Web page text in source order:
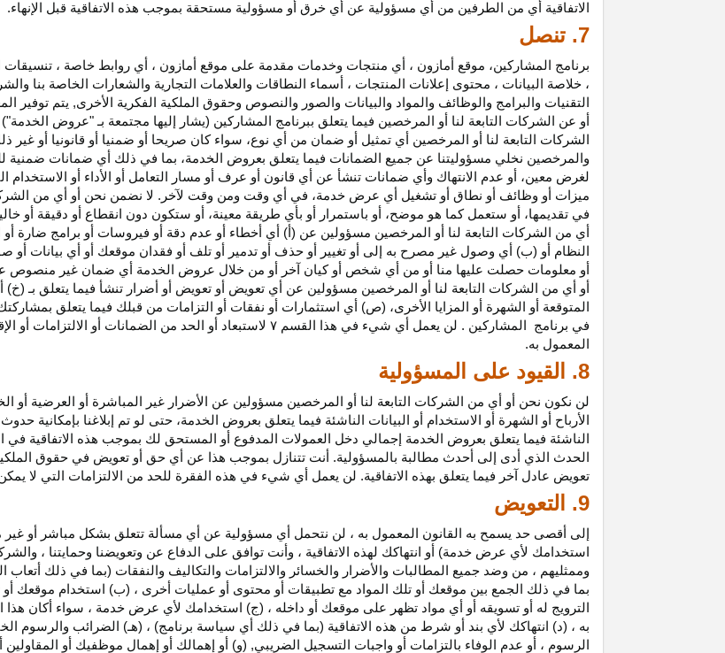
الاتفاقية أي من الطرفين من أي مسؤولية عن أي خرق أو مسؤولية مستحقة بموجب هذه الاتفاقية قبل الإنهاء.
7. تنصل
برنامج المشاركين، موقع أمازون ، أي منتجات وخدمات مقدمة على موقع أمازون ، أي روابط خاصة ، تنسيقات
، خلاصة البيانات ، محتوى إعلانات المنتجات ، أسماء النطاقات والعلامات التجارية والشعارات الخاصة بنا
التقنيات والبرامج والوظائف والمواد والبيانات والصور والنصوص وحقوق الملكية الفكرية الأخرى, يتم توفير
أو عن الشركات التابعة لنا أو المرخصين فيما يتعلق ببرنامج المشاركين (يشار إليها مجتمعة بـ "عروض
الشركات التابعة لنا أو المرخصين أي تمثيل أو ضمان من أي نوع، سواء كان صريحا أو ضمنيا أو قانونيا أو
والمرخصين نخلي مسؤوليتنا عن جميع الضمانات فيما يتعلق بعروض الخدمة، بما في ذلك أي ضمانات ضمنية
لغرض معين، أو عدم الانتهاك وأي ضمانات تنشأ عن أي قانون أو عرف أو مسار التعامل أو الأداء أو الاستخدام
ميزات أو وظائف أو نطاق أو تشغيل أي عرض خدمة، في أي وقت ومن وقت لآخر. لا نضمن نحن أو أي من
في تقديمها، أو ستعمل كما هو موضح، أو باستمرار أو بأي طريقة معينة، أو ستكون دون انقطاع أو دقيقة أو
أي من الشركات التابعة لنا أو المرخصين مسؤولين عن (أ) أي أخطاء أو عدم دقة أو فيروسات أو برامج ضارة
النظام أو (ب) أي وصول غير مصرح به إلى أو تغيير أو حذف أو تدمير أو تلف أو فقدان موقعك أو أي بيانات
أو معلومات حصلت عليها منا أو من أي شخص أو كيان آخر أو من خلال عروض الخدمة أي ضمان غير منصوص
أو أي من الشركات التابعة لنا أو المرخصين مسؤولين عن أي تعويض أو تعويض أو أضرار تنشأ فيما يتعلق بـ
المتوقعة أو الشهرة أو المزايا
الأخرى، (ص) أي استثمارات أو نفقات أو التزامات من قبلك فيما يتعلق
في برنامج المشاركين . لن يعمل أي شيء في هذا القسم ۷ لاستبعاد أو الحد من الضمانات أو الالتزامات أو
المعمول به.
8. القيود على المسؤولية
لن نكون نحن أو أي من الشركات التابعة لنا أو المرخصين مسؤولين عن الأضرار غير المباشرة أو العرضية أو
الأرباح أو الشهرة أو الاستخدام أو البيانات الناشئة فيما يتعلق بعروض الخدمة، حتى لو تم إبلاغنا بإمكانية
الناشئة فيما يتعلق بعروض الخدمة إجمالي دخل العمولات المدفوع أو المستحق لك بموجب هذه الاتفاقية
الحدث الذي أدى إلى أحدث مطالبة بالمسؤولية. أنت تتنازل بموجب هذا عن أي حق أو تعويض في حقوق
تعويض عادل آخر فيما يتعلق بهذه الاتفاقية. لن يعمل أي شيء في هذه الفقرة للحد من الالتزامات التي لا
9. التعويض
إلى أقصى حد يسمح به القانون المعمول به ، لن نتحمل أي مسؤولية عن أي مسألة تتعلق بشكل مباشر أو غير
استخدامك لأي عرض خدمة) أو انتهاكك لهذه الاتفاقية ، وأنت توافق على الدفاع عن وتعويضنا وحمايتنا ،
وممثليهم ، من وضد جميع المطالبات والأضرار والخسائر والالتزامات والتكاليف والنفقات (بما في ذلك
بما في ذلك الجمع بين موقعك أو تلك المواد مع تطبيقات أو محتوى أو عمليات أخرى ، (ب) استخدام موقعك أو
الترويج له أو تسويقه أو أي مواد تظهر على موقعك أو داخله ، (ج) استخدامك لأي عرض خدمة ، سواء أكان هذا
به ، (د) انتهاكك لأي بند أو شرط من هذه الاتفاقية (بما في ذلك أي سياسة برنامج) ، (هـ) الضرائب والرسوم
الرسوم ، أو عدم الوفاء بالتزامات أو واجبات التسجيل الضريبي, (و) أو إهمالك أو إهمال موظفيك أو